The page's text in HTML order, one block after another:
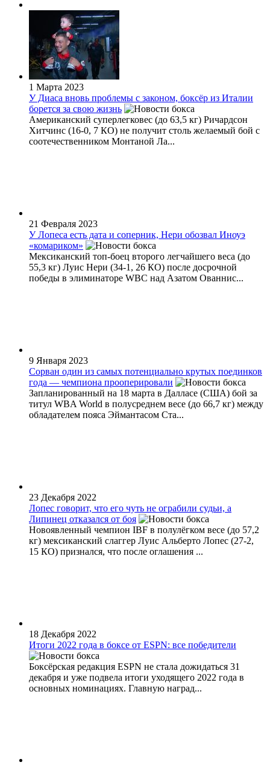
1 Марта 2023
У Диаса вновь проблемы с законом, боксёр из Италии
борется за свою жизнь
Американский суперлегковес (до 63,5 кг) Ричардсон
Хитчинс (16-0, 7 КО) не получит столь желаемый бой с
соотечественником Монтаной Ла...
21 Февраля 2023
У Лопеса есть дата и соперник, Нери обозвал Иноуэ
«комариком»
Мексиканский топ-боец второго легчайшего веса (до
55,3 кг) Луис Нери (34-1, 26 КО) после досрочной
победы в элиминаторе WBC над Азатом Ованнис...
9 Января 2023
Сорван один из самых потенциально крутых поединков
года — чемпиона прооперировали
Запланированный на 18 марта в Далласе (США) бой за
титул WBA World в полусреднем весе (до 66,7 кг) между
обладателем пояса Эймантасом Ста...
23 Декабря 2022
Лопес говорит, что его чуть не ограбили судьи, а
Липинец отказался от боя
Новоявленный чемпион IBF в полулёгком весе (до 57,2
кг) мексиканский слаггер Луис Альберто Лопес (27-2,
15 КО) признался, что после оглашения ...
18 Декабря 2022
Итоги 2022 года в боксе от ESPN: все победители
Боксёрская редакция ESPN не стала дожидаться 31
декабря и уже подвела итоги уходящего 2022 года в
основных номинациях. Главную наград...